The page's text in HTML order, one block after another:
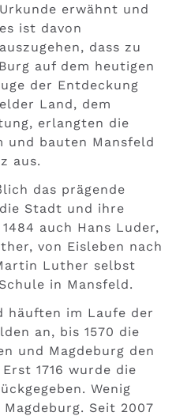
Urkunde erwähnt und
es ist davon
auszugehen, dass zu
auf dem heutigen
der Entdeckung
Land, dem
erlangten die
und bauten Mansfeld
aus.
das prägende
Stadt und ihre
auch Hans Luder,
von Eisleben nach
Luther selbst
in Mansfeld.
häuften im Laufe der
an, bis 1570 die
und Magdeburg den
1716 wurde die
Wenig
Seit 2007